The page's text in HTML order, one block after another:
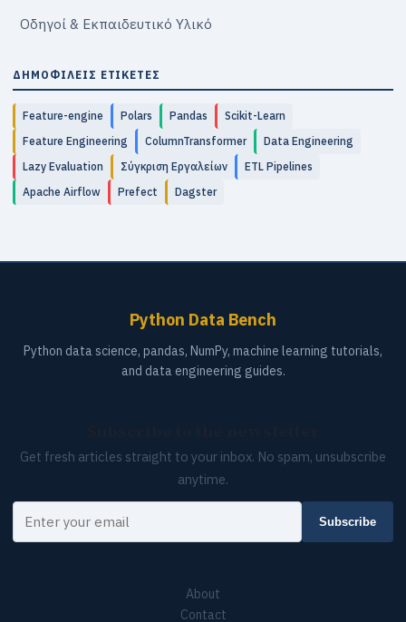
Οδηγοί & Εκπαιδευτικό Υλικό
ΔΗΜΟΦΙΛΕΊΣ ΕΤΙΚΈΤΕΣ
Feature-engine Polars Pandas
Scikit-Learn
Feature Engineering
ColumnTransformer
Data Engineering
Lazy Evaluation
Σύγκριση Εργαλείων
ETL Pipelines
Apache Airflow
Prefect Dagster
Python Data Bench
Python data science, pandas, NumPy, machine learning tutorials,
and data engineering guides.
Get fresh articles straight to your inbox. No spam, unsubscribe
anytime.
Your email
Subscribe
About
Contact